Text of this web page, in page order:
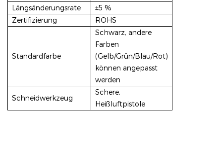
Längsänderungsrate
±5 %
Zertifizierung
ROHS
Standardfarbe
Schwarz, andere
Farben
(Gelb/Grün/Blau/Rot)
können angepasst
werden
Schneidwerkzeug
Schere,
Heißluftpistole